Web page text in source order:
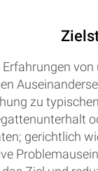
von
zu
gerichtlich